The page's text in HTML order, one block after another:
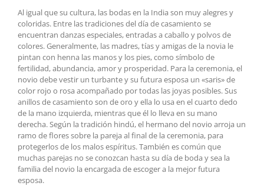
Al igual que su cultura, las bodas en la India son muy alegres y
coloridas. Entre las tradiciones del día de casamiento se
encuentran danzas especiales, entradas a caballo y polvos de
colores. Generalmente, las madres, tías y amigas de la novia le
pintan con henna las manos y los pies, como símbolo de
fertilidad, abundancia, amor y prosperidad. Para la ceremonia, el
novio debe vestir un turbante y su futura esposa un «saris» de
color rojo o rosa acompañado por todas las joyas posibles. Sus
anillos de casamiento son de oro y ella lo usa en el cuarto dedo
de la mano izquierda, mientras que él lo lleva en su mano
derecha. Según la tradición hindú, el hermano del novio arroja un
ramo de flores sobre la pareja al final de la ceremonia, para
protegerlos de los malos espíritus. También es común que
muchas parejas no se conozcan hasta su día de boda y sea la
familia del novio la encargada de escoger a la mejor futura
esposa.